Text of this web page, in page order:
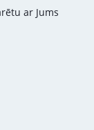
ar Jums